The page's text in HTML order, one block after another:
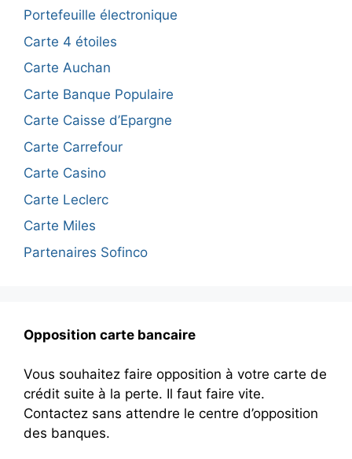
Portefeuille électronique
Carte 4 étoiles
Carte Auchan
Carte Banque Populaire
Carte Caisse d’Epargne
Carte Carrefour
Carte Casino
Carte Leclerc
Carte Miles
Partenaires Sofinco
Opposition carte bancaire
Vous souhaitez faire opposition à votre carte de
crédit suite à la perte. Il faut faire vite.
Contactez sans attendre le centre d’opposition
des banques.